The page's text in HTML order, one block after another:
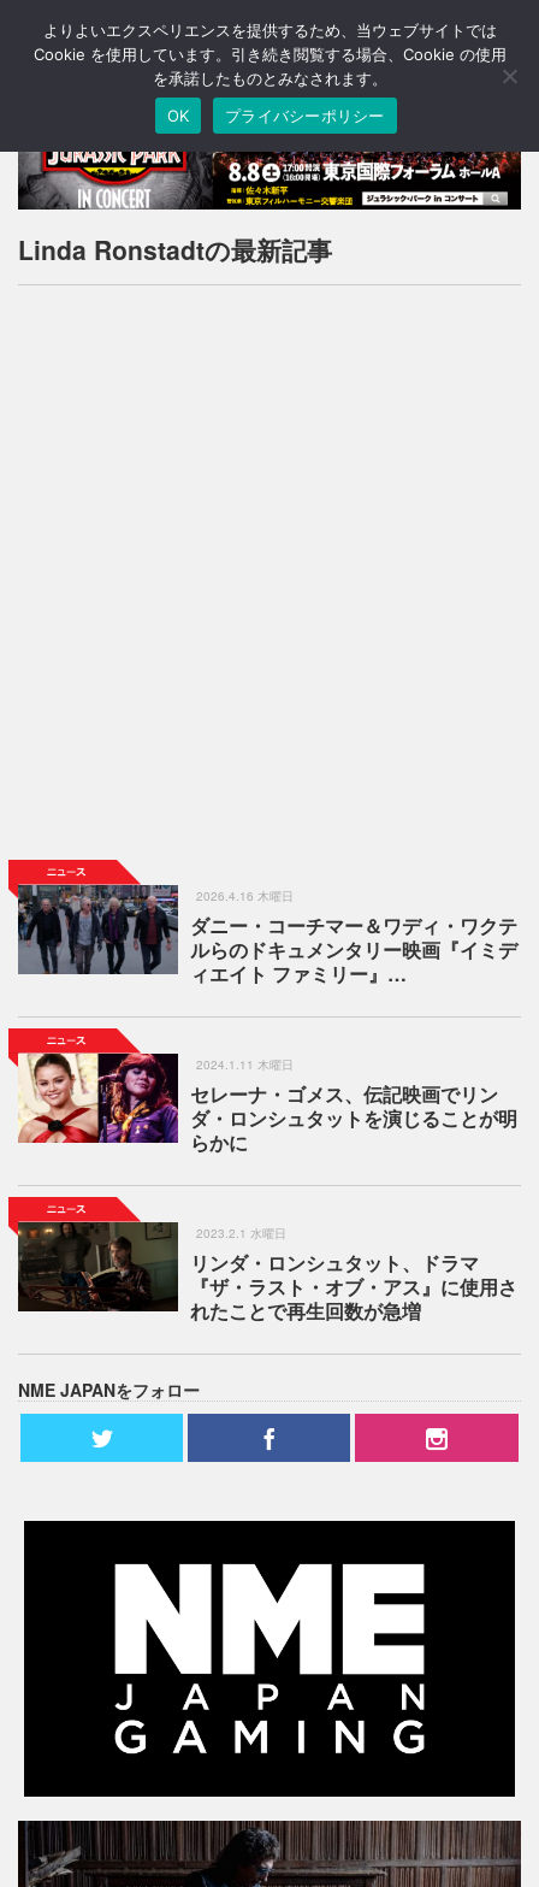
T
o
n
a
v
a
Linda Ronstadtの最新記事
2026.4.16 木曜日
ダニー・コーチマー＆ワディ・ワクテ
ルらのドキュメンタリー映画『イミデ
ィエイト ファミリー』…
2024.1.11 木曜日
セレーナ・ゴメス、伝記映画でリン
ダ・ロンシュタットを演じることが明
らかに
2023.2.1 水曜日
リンダ・ロンシュタット、ドラマ
『ザ・ラスト・オブ・アス』に使用さ
れたことで再生回数が急増
NME JAPANをフォロー
よりよいエクスペリエンスを提供するため、当ウェブサイトでは
Cookie を使用しています。引き続き閲覧する場合、Cookie の使用
を承諾したものとみなされます。
OK
プライバシーポリシー